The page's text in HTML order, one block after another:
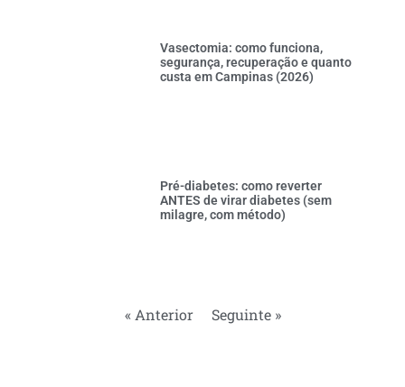
Vasectomia: como funciona,
segurança, recuperação e quanto
custa em Campinas (2026)
Pré-diabetes: como reverter
ANTES de virar diabetes (sem
milagre, com método)
« Anterior Seguinte »